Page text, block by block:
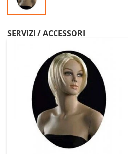
SERVIZI / ACCESSORI